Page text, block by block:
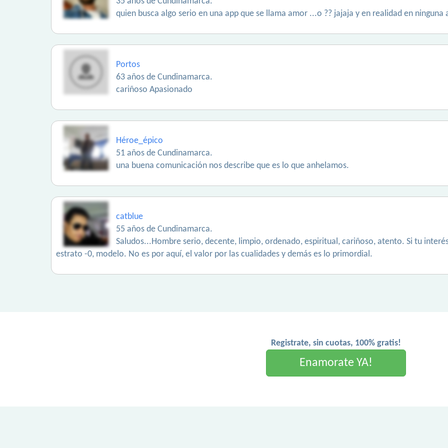
quien busca algo serio en una app que se llama amor ...o ?? jajaja y en realidad en ninguna
Portos
63 años de Cundinamarca.
cariñoso Apasionado
Héroe_épico
51 años de Cundinamarca.
una buena comunicación nos describe que es lo que anhelamos.
catblue
55 años de Cundinamarca.
Saludos...Hombre serio, decente, limpio, ordenado, espiritual, cariñoso, atento. Si tu
estrato -0, modelo. No es por aquí, el valor por las cualidades y demás es lo primordial.
Registrate, sin cuotas, 100% gratis!
Enamorate YA!